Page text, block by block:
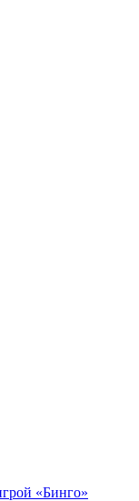
«Бинго»